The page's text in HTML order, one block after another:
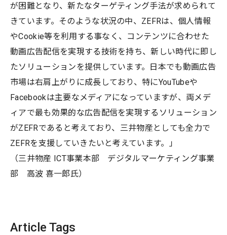
が困難となり、新たなターゲティング手法が求められて
きています。そのような状況の中、ZEFRは、個人情報
やCookie等を利用する事なく、コンテンツに合わせた
動画広告配信を実現する技術を持ち、新しい時代に即し
たソリューションを提供しています。日本でも動画広告
市場は右肩上がりに成長しており、特にYouTubeや
Facebookは主要なメディアになっていますが、両メデ
ィアで最も効果的な広告配信を実現するソリューション
がZEFRであると考えており、三井物産としても全力で
ZEFRを支援していきたいと考えています。」
（三井物産 ICT事業本部 デジタルマーケティング事業
部 高波 喜一郎氏）
Article Tags